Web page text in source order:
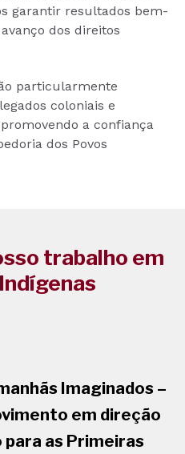
garantir resultados bem-
dos direitos
particularmente
coloniais e
a confiança
dos Povos
trabalho em
Imaginados –
em direção
as Primeiras